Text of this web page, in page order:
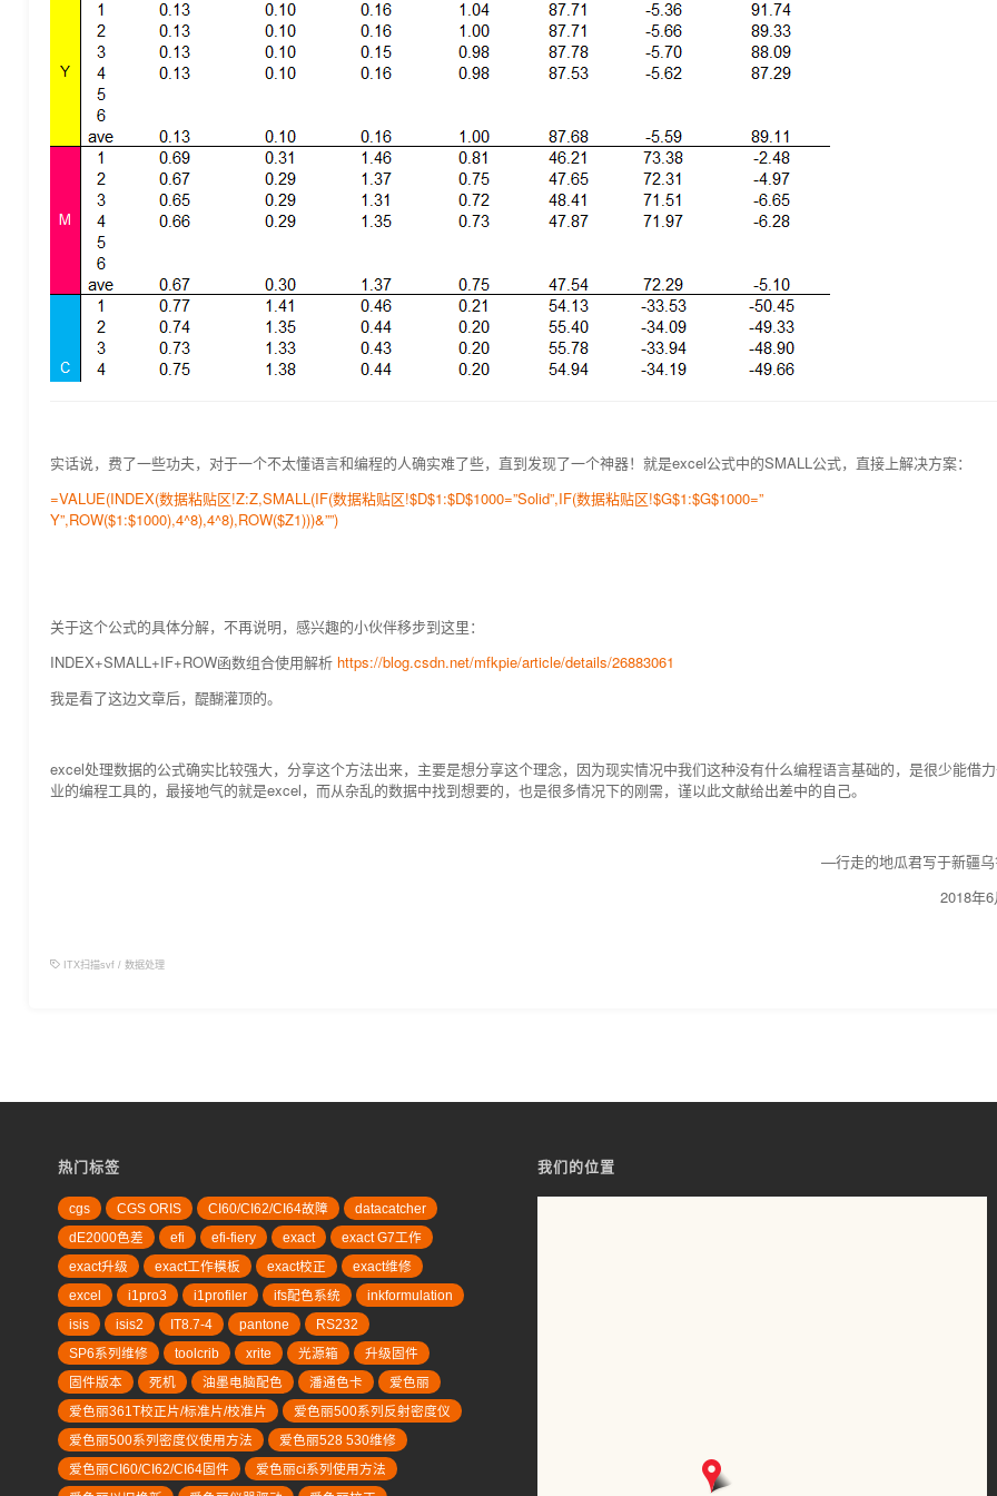
实话说，费了一些功夫，对于一个不太懂语言和编程的人确实难了些，直到发现了一个神器！就是excel公式中的SMALL公式，直接上解决方案：
=VALUE(INDEX(数据粘贴区!Z:Z,SMALL(IF(数据粘贴区!$D$1:$D$1000=”Solid”,IF(数据粘贴区!$G$1:$G$1000=”
Y”,ROW($1:$1000),4^8),4^8),ROW($Z1)))&””)
关于这个公式的具体分解，不再说明，感兴趣的小伙伴移步到这里：
INDEX+SMALL+IF+ROW函数组合使用解析 https://blog.csdn.net/mfkpie/article/details/26883061
我是看了这边文章后，醍醐灌顶的。
excel处理数据的公式确实比较强大，分享这个方法出来，主要是想分享这个理念，因为现实情况中我们这种没有什么编程语言基础的，是很少能借
业的编程工具的，最接地气的就是excel，而从杂乱的数据中找到想要的，也是很多情况下的刚需，谨以此文献给出差中的自己。
—行走的地瓜君写于新疆
2018年6
ITX扫描svf/ 数据处理
热门标签
cgs CGS ORIS CI60/CI62/CI64故障
datacatcher
dE2000色差
efi efi-fiery exact
exact G7工作
exact升级
exact工作模板 exact校正
exact维修
excel
i1pro3 i1profiler ifs配色系统
inkformulation
isis
isis2 IT8.7-4 pantone
RS232
SP6系列维修
toolcrib xrite 光源箱
升级固件
固件版本
死机 油墨电脑配色 潘通色卡
爱色丽
爱色丽361T校正片/标准片/校准片
爱色丽500系列反射密度仪
爱色丽500系列密度仪使用方法
爱色丽528 530维修
爱色丽CI60/CI62/CI64固件
爱色丽ci系列使用方法
我们的位置